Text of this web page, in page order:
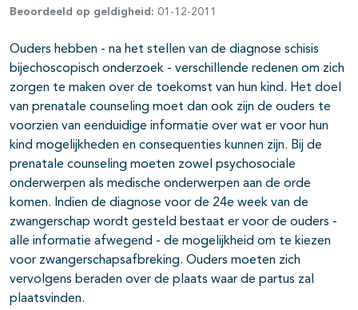
open- en dichtklappen
open- en dichtklappen
open- en dichtklappen
Beoordeeld op geldigheid: 01-12-2011
Ouders hebben - na het stellen van de diagnose schisis
bijechoscopisch onderzoek - verschillende redenen om zich
zorgen te maken over de toekomst van hun kind. Het doel
van prenatale counseling moet dan ook zijn de ouders te
voorzien van eenduidige informatie over wat er voor hun
kind mogelijkheden en consequenties kunnen zijn. Bij de
prenatale counseling moeten zowel psychosociale
onderwerpen als medische onderwerpen aan de orde
komen. Indien de diagnose voor de 24e week van de
zwangerschap wordt gesteld bestaat er voor de ouders -
alle informatie afwegend - de mogelijkheid om te kiezen
voor zwangerschapsafbreking. Ouders moeten zich
vervolgens beraden over de plaats waar de partus zal
plaatsvinden.